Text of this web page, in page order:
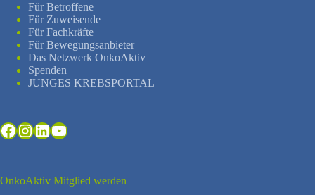
Für Betroffene
Für Zuweisende
Für Fachkräfte
Für Bewegungsanbieter
Das Netzwerk OnkoAktiv
Spenden
JUNGES KREBSPORTAL
Facebook
Instagram
LinkedIn
YouTube
OnkoAktiv Mitglied werden